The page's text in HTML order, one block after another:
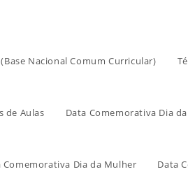
(Base Nacional Comum Curricular)
de Aulas Data Comemorativa Dia
Comemorativa Dia da Mulher Data